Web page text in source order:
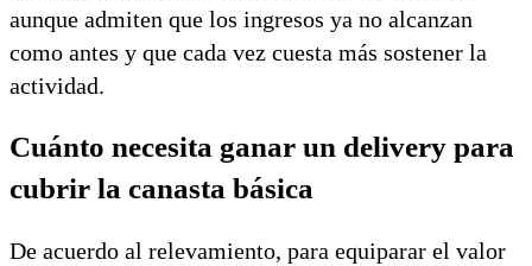
aunque admiten que los ingresos ya no alcanzan
como antes y que cada vez cuesta más sostener la
actividad.
Cuánto necesita ganar un delivery para
cubrir la canasta básica
De acuerdo al relevamiento, para equiparar el valor